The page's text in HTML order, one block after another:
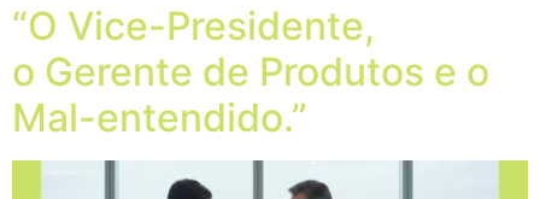
“O Vice-Presidente,
o Gerente de Produtos e o
Mal-entendido.”